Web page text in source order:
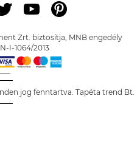
Zrt. biztosítja, MNB engedély
I-1064/2013
jog fenntartva. Tapéta trend Bt.